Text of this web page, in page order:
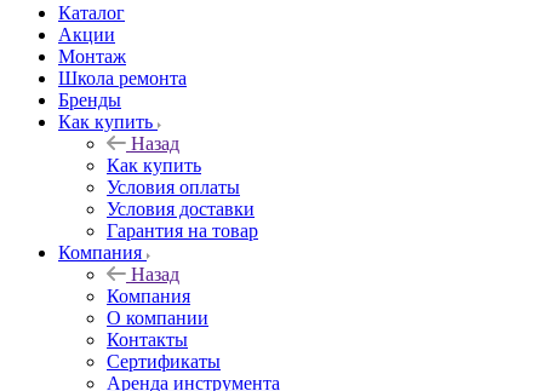
Каталог
Акции
Монтаж
Школа ремонта
Бренды
Как купить
Назад
Как купить
Условия оплаты
Условия доставки
Гарантия на товар
Компания
Назад
Компания
О компании
Контакты
Сертификаты
Аренда инструмента